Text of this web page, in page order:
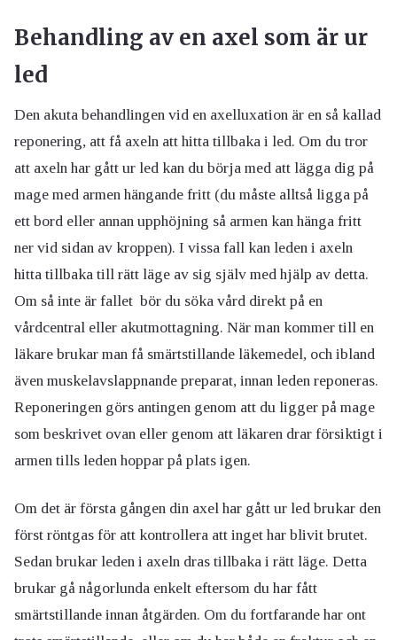
Behandling av en axel som är ur
led
Den akuta behandlingen vid en axelluxation är en så kallad
reponering, att få axeln att hitta tillbaka i led. Om du tror
att axeln har gått ur led kan du börja med att lägga dig på
mage med armen hängande fritt (du måste alltså ligga på
ett bord eller annan upphöjning så armen kan hänga fritt
ner vid sidan av kroppen). I vissa fall kan leden i axeln
hitta tillbaka till rätt läge av sig själv med hjälp av detta.
Om så inte är fallet bör du söka vård direkt på en
vårdcentral eller akutmottagning. När man kommer till en
läkare brukar man få smärtstillande läkemedel, och ibland
även muskelavslappnande preparat, innan leden reponeras.
Reponeringen görs antingen genom att du ligger på mage
som beskrivet ovan eller genom att läkaren drar försiktigt i
armen tills leden hoppar på plats igen.
Om det är första gången din axel har gått ur led brukar den
först röntgas för att kontrollera att inget har blivit brutet.
Sedan brukar leden i axeln dras tillbaka i rätt läge. Detta
brukar gå någorlunda enkelt eftersom du har fått
smärtstillande innan åtgärden. Om du fortfarande har ont